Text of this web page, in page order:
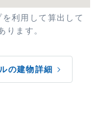
利用して算出して
ります。
の建物詳細